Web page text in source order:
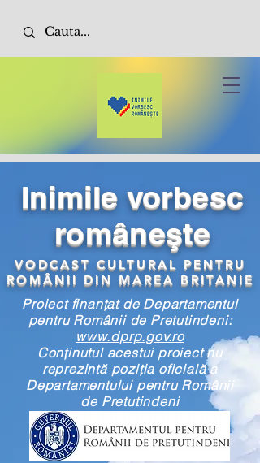
Inimile vorbesc
româneşte
VODCAST CULTURAL PENTRU
ROMÂNII DIN MAREA BRITANIE
Proiect finanțat de Departamentul
pentru Românii de Pretutindeni:
www.dprp.gov.ro
Conţinutul acestui proiect nu
reprezintă poziţia oficială a
Departamentului pentru Românii
de Pretutindeni